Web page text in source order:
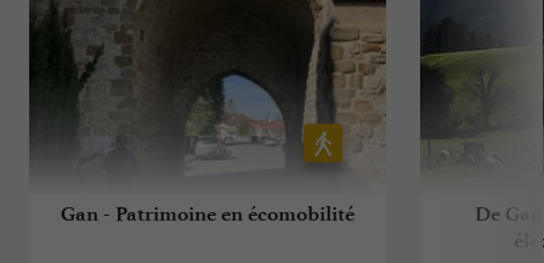
Gan - Patrimoine en écomobilité
De